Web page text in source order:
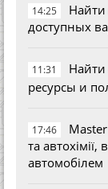
14:25
доступных
11:31
ресурсы и
17:46
та
автомобілем